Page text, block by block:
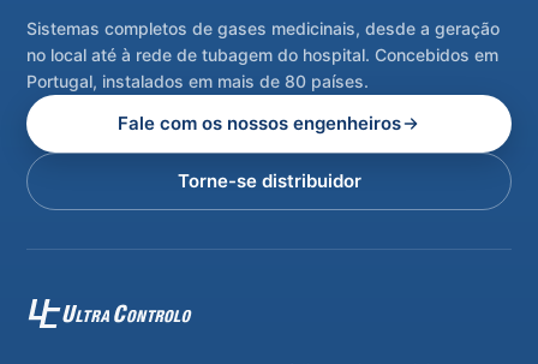
Sistemas completos de gases medicinais, desde a geração
no local até à rede de tubagem do hospital. Concebidos em
Portugal, instalados em mais de 80 países.
Fale com os nossos engenheiros
Torne-se distribuidor